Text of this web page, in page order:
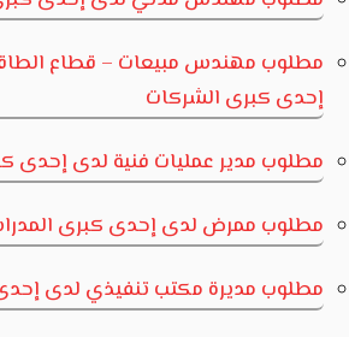
مطلوب مهندس مبيعات – قطاع
إحدى كبرى الشركات
مطلوب مدير عمليات فنية لدى إحدى
مطلوب ممرض لدى إحدى كبرى
مطلوب مديرة مكتب تنفيذي لدى